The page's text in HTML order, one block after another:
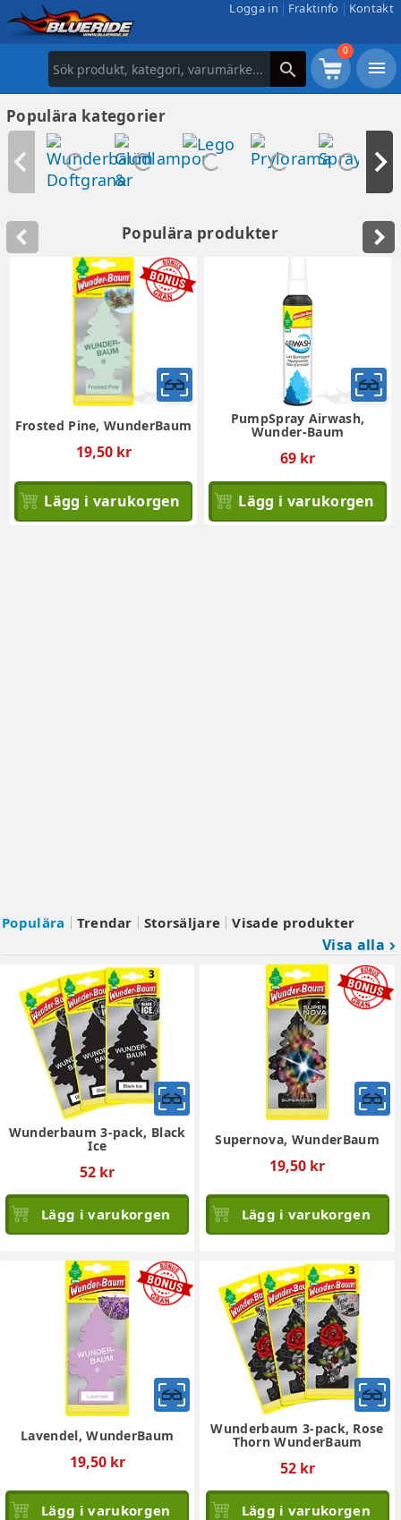
Kontakt
Fraktinfo
Logga in
search
0
menu
Populära kategorier
Populära produkter
Frosted Pine, WunderBaum
19,50 kr
Lägg i varukorgen
PumpSpray Airwash,
Wunder-Baum
69 kr
Lägg i varukorgen
Populära Trendar Storsäljare Visade produkter
Visa alla keyboard_arrow_right
Wunderbaum 3-pack, Black
Ice
52 kr
Lägg i varukorgen
Supernova, WunderBaum
19,50 kr
Lägg i varukorgen
Lavendel, WunderBaum
19,50 kr
Lägg i varukorgen
Wunderbaum 3-pack, Rose
Thorn WunderBaum
52 kr
Lägg i varukorgen